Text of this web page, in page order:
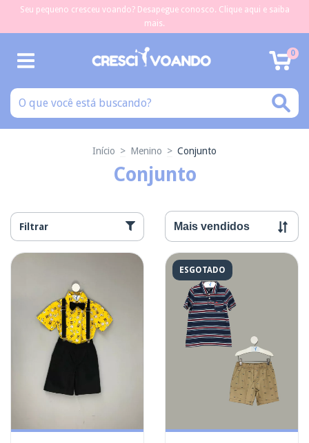
Seu pequeno cresceu voando? Desapegue conosco. Clique aqui e saiba
mais.
0
Início > Menino > Conjunto
Conjunto
Filtrar
ESGOTADO